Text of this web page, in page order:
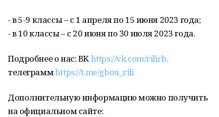
- в 5-9 классы – с 1 апреля по 15 июня 2023 года;
- в 10 классы – с 20 июня по 30 июля 2023 года.
Подробнее о нас: ВКhttps://vk.com/rilirb,
телеграммhttps://t.me/gbou_rili
Дополнительную информацию можно получить
на официальном сайте: